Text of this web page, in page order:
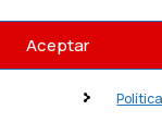
Aceptar